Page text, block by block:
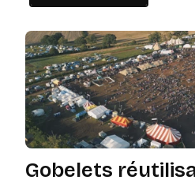
Gobelets